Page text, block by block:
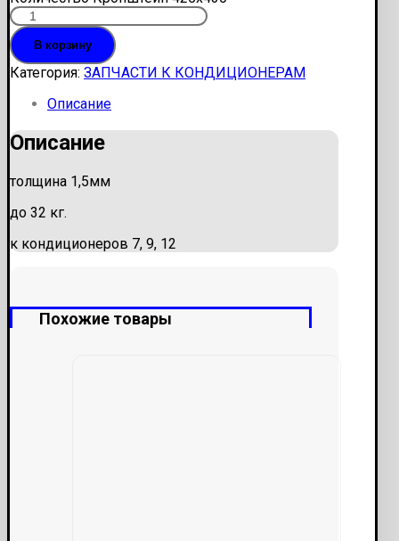
В корзину
Категория: ЗАПЧАСТИ К КОНДИЦИОНЕРАМ
Описание
Описание
толщина 1,5мм
до 32 кг.
к кондиционеров 7, 9, 12
Похожие товары